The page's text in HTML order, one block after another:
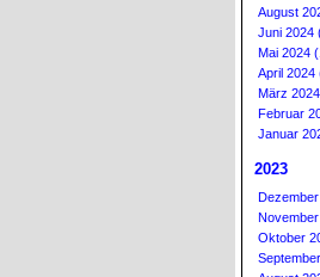
August
Juni 2024
Mai 2024
April 2024
März
Februar
Januar
2023
Oktober